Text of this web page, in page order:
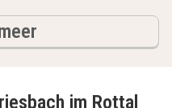
hotels
im Rottal